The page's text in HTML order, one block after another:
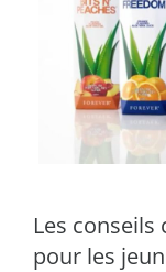
Les conseils
pour les